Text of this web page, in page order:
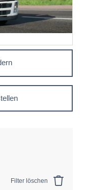
Filter löschen